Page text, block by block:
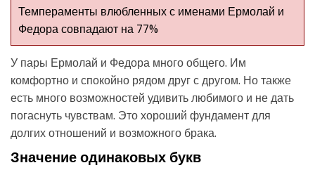
Темпераменты влюбленных с именами Ермолай и
Федора совпадают на 77%
У пары Ермолай и Федора много общего. Им
комфортно и спокойно рядом друг с другом. Но также
есть много возможностей удивить любимого и не дать
погаснуть чувствам. Это хороший фундамент для
долгих отношений и возможного брака.
Значение одинаковых букв